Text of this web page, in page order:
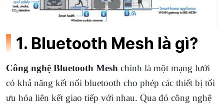
1. Bluetooth Mesh là gì?
Công nghệ Bluetooth Mesh chính là một mạng lưới
có khả năng kết nối bluetooth cho phép các thiết bị tối
ưu hóa liên kết giao tiếp với nhau. Qua đó công nghệ